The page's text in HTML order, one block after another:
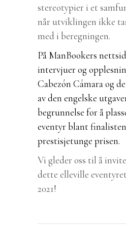
stereotypier i et
når utviklingen ikke
med i beregningen.
På ManBookers
intervjuer og
Cabezón Cámara og
av den engelske
begrunnelse for å
eventyr blant
prestisjetunge prisen.
Vi gleder oss til å
dette elleville
2021!